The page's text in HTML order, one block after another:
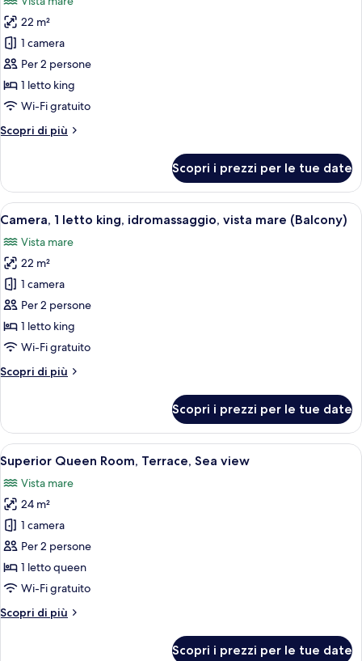
le
foto
per
Camera,
1
letto
idromassaggio,
(Terrace)
22 m²
1 camera
Per 2 persone
1 letto king
Wi-Fi gratuito
Scopri di più
Altri
1
letto
king,
vista
mare
(Terrace)
Scopri i prezzi per le tue date
Apri
tutte
le
foto
per
Camera,
1
letto
idromassaggio,
(Balcony)
Una camera d'hotel con un letto, un
5
Camera, 1 letto king, idromassaggio, vista mare (Balcony)
Vista mare
22 m²
1 camera
Per 2 persone
1 letto king
Wi-Fi gratuito
Scopri di più
Altri
1
letto
king,
idromassaggio,
vista
mare
(Balcony)
Scopri i prezzi per le tue date
Apri
tutte
le
foto
per
Superior
Queen
Room,
Terrace,
Sea
Una camera d'albergo con un letto,
11
Superior Queen Room, Terrace, Sea view
Vista mare
24 m²
1 camera
Per 2 persone
1 letto queen
Wi-Fi gratuito
Scopri di più
Altri
Scopri i prezzi per le tue date